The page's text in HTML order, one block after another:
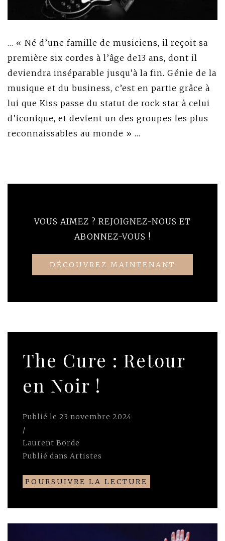
… « Né d’une famille de musiciens, il reçoit sa
première six cordes à l’âge de13 ans, dont il
deviendra inséparable jusqu’à la fin. Génie de la
musique et du business, c’est en partie grâce à
lui que Kiss passe du statut de rock star à celui
d’iconique, et devient un des groupes les plus
reconnaissables au monde » …
VOUS AIMEZ ? REJOIGNEZ-NOUS ET
ABONNEZ-VOUS !
DÉCOUVREZ MAINTENANT
The Cure : Retour
en Noir !
Publié le 23 novembre 2024
/
Laurent Borde
Publié dans Artistes
POURSUIVRE LA LECTURE